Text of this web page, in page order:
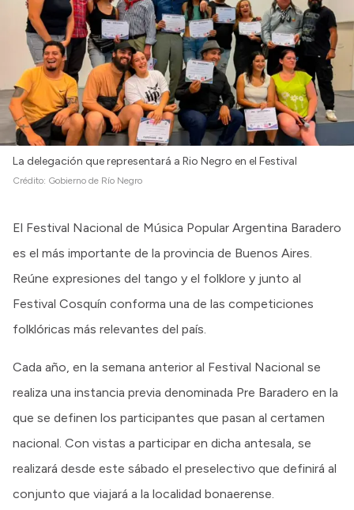
La delegación que representará a Rio Negro en el Festival
Crédito: Gobierno de Río Negro
El Festival Nacional de Música Popular Argentina Baradero
es el más importante de la provincia de Buenos Aires.
Reúne expresiones del tango y el folklore y junto al
Festival Cosquín conforma una de las competiciones
folklóricas más relevantes del país.
Cada año, en la semana anterior al Festival Nacional se
realiza una instancia previa denominada Pre Baradero en la
que se definen los participantes que pasan al certamen
nacional. Con vistas a participar en dicha antesala, se
realizará desde este sábado el preselectivo que definirá al
conjunto que viajará a la localidad bonaerense.